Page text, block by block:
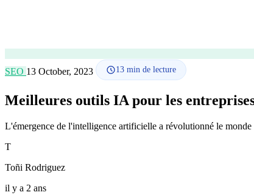
SEO 13 October, 2023 13 min de lecture
Meilleures outils IA pour les
L'émergence de l'intelligence artificielle a révolutionné le
T
Toñi Rodriguez
il y a 2 ans